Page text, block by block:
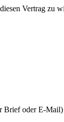
Vertrag
oder E-